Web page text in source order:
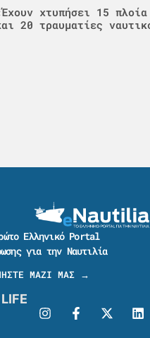
χτυπήσει 15
20 τραυματίες
Ελληνικό Portal
για την Ναυτιλία
ΜΑΖΙ ΜΑΣ →